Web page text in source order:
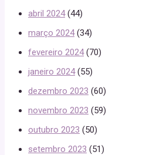
abril 2024(44)
março 2024(34)
fevereiro 2024(70)
janeiro 2024(55)
dezembro 2023 (60)
novembro 2023 (59)
outubro 2023 (50)
setembro 2023 (51)